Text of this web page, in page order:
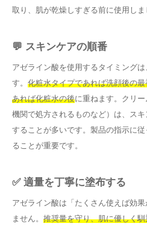
取り、肌が乾燥しすぎる前に使用しま
💬 スキンケアの順番
アゼライン酸を使用するタイミング
す。 化粧水タイプであれば洗顔後の
あれば化粧水の後に重ねます。クリ
機関で処方されるものなど）は、ス
することが多いです。製品の指示に
ることが重要です。
✅ 適量を丁寧に塗布する
アゼライン酸は「たくさん使えば効
ません。 推奨量を守り、肌に優しく